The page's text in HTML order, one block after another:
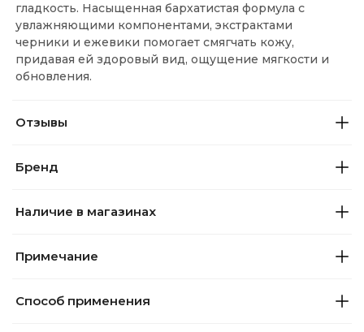
гладкость. Насыщенная бархатистая формула с
увлажняющими компонентами, экстрактами
черники и ежевики помогает смягчать кожу,
придавая ей здоровый вид, ощущение мягкости и
обновления.
Отзывы
Бренд
Наличие в магазинах
Примечание
Способ применения